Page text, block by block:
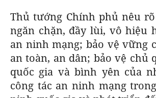
Thủ tướng Chính phủ nêu
ngăn chặn, đầy lùi, vô hiệu
an ninh mạng; bảo vệ vững
an toàn, an dân; bảo vệ chủ
quốc gia và bình yên của
công tác an ninh mạng